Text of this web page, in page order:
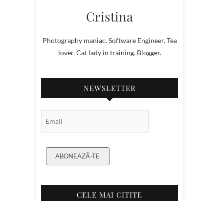
Cristina
Photography maniac. Software Engineer. Tea
lover. Cat lady in training. Blogger.
NEWSLETTER
ABONEAZĂ-TE
CELE MAI CITITE